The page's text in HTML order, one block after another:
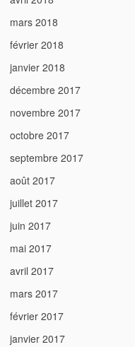
mars 2018
février 2018
janvier 2018
décembre 2017
novembre 2017
octobre 2017
septembre 2017
août 2017
juillet 2017
juin 2017
mai 2017
avril 2017
mars 2017
février 2017
janvier 2017